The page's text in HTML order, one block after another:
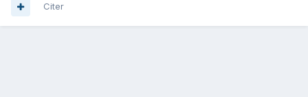
Citer